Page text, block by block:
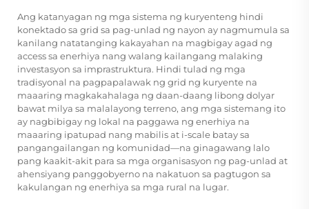
Ang katanyagan ng mga sistema ng kuryenteng hindi
konektado sa grid sa pag-unlad ng nayon ay nagmumula sa
kanilang natatanging kakayahan na magbigay agad ng
access sa enerhiya nang walang kailangang malaking
investasyon sa imprastruktura. Hindi tulad ng mga
tradisyonal na pagpapalawak ng grid ng kuryente na
maaaring magkakahalaga ng daan-daang libong dolyar
bawat milya sa malalayong terreno, ang mga sistemang ito
ay nagbibigay ng lokal na paggawa ng enerhiya na
maaaring ipatupad nang mabilis at i-scale batay sa
pangangailangan ng komunidad—na ginagawang lalo
pang kaakit-akit para sa mga organisasyon ng pag-unlad at
ahensiyang panggobyerno na nakatuon sa pagtugon sa
kakulangan ng enerhiya sa mga rural na lugar.